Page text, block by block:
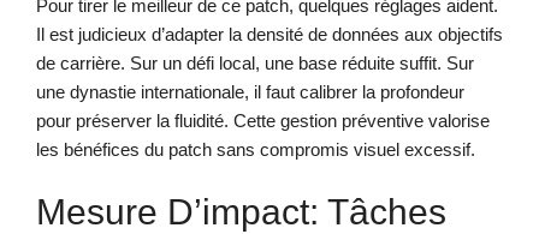
Pour tirer le meilleur de ce patch, quelques réglages aident.
Il est judicieux d’adapter la densité de données aux objectifs
de carrière. Sur un défi local, une base réduite suffit. Sur
une dynastie internationale, il faut calibrer la profondeur
pour préserver la fluidité. Cette gestion préventive valorise
les bénéfices du patch sans compromis visuel excessif.
Mesure D’impact: Tâches